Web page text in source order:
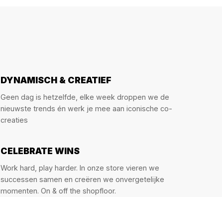
DYNAMISCH & CREATIEF
Geen dag is hetzelfde, elke week droppen we de
nieuwste trends én werk je mee aan iconische co-
creaties
CELEBRATE WINS
Work hard, play harder. In onze store vieren we
successen samen en creëren we onvergetelijke
momenten. On & off the shopfloor.